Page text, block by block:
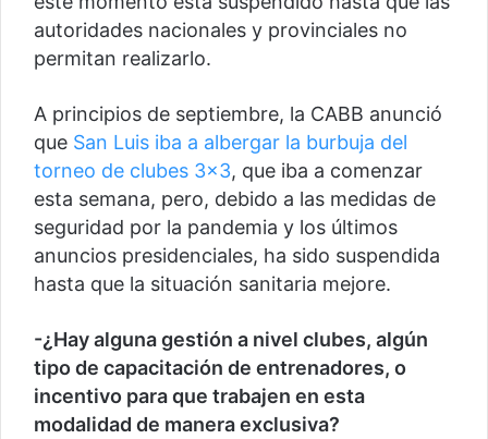
autoridades nacionales y provinciales no
permitan realizarlo.
A principios de septiembre, la CABB anunció
que San Luis iba a albergar la burbuja del
torneo de clubes 3×3, que iba a comenzar
esta semana, pero, debido a las medidas de
seguridad por la pandemia y los últimos
anuncios presidenciales, ha sido suspendida
hasta que la situación sanitaria mejore.
-¿Hay alguna gestión a nivel clubes, algún
tipo de capacitación de entrenadores, o
incentivo para que trabajen en esta
modalidad de manera exclusiva?